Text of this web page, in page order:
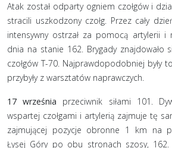
Atak został odparty ogniem czołgów i
stracili uszkodzony czołg. Przez cały
intensywny ostrzał za pomocą artylerii i
dnia na stanie 162. Brygady znajdowało
czołgów T-70. Najprawdopodobniej były
przybyły z warsztatów naprawczych.
17 września przeciwnik siłami 101.
wspartej czołgami i artylerią zajmuje tę
zajmującej pozycje obronne 1 km na
Łysej Góry po obu stronach szosy,